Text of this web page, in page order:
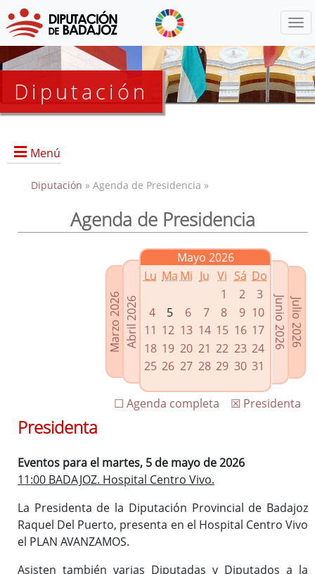
Diputación
Menú
Presidencia
Enlaces relacionados
Agenda de Presidencia
Plenos provinciales y Juntas de gobierno
Oficina de Proyectos Europeos
Diputación » Agenda de Presidencia »
Agenda de Presidencia
Marzo 2026Abril 2026
Mayo 2026
Lu Ma Mi Ju Vi Sá Do
1
2
3
4
5 6 7 8 9 10
11 12 13 14 15 16 17
18 19 20 21 22 23 24
25 26 27 28 29 30 31
Julio 2026
Junio 2026
☒ Presidenta
☐ Agenda completa
Presidenta
Eventos para el martes, 5 de mayo de 2026
11:00 BADAJOZ. Hospital Centro Vivo.
La Presidenta de la Diputación Provincial de Badajoz
Raquel Del Puerto, presenta en el Hospital Centro Vivo
el PLAN AVANZAMOS.
Asisten también varias Diputadas y Diputados a la